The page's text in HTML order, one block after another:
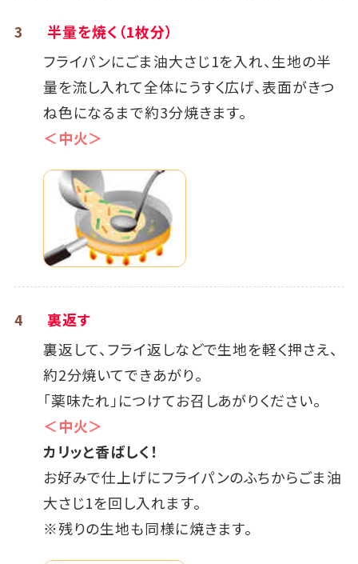
3
半量を焼く（1枚分）
フライパンにごま油大さじ1を入れ、生地の半
量を流し入れて全体にうすく広げ、表面がきつ
ね色になるまで約3分焼きます。
＜中火＞
4
裏返す
裏返して、フライ返しなどで生地を軽く押さえ、
約2分焼いてできあがり。
「薬味たれ」につけてお召しあがりください。
＜中火＞
カリッと香ばしく！
お好みで仕上げにフライパンのふちからごま油
大さじ1を回し入れます。
※残りの生地も同様に焼きます。